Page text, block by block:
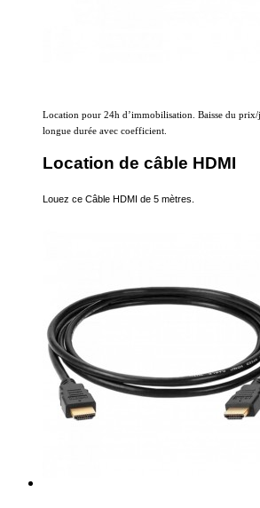
Location pour 24h d’immobilisation. Baisse du
longue durée avec coefficient.
Location de câble HDMI
Louez ce Câble HDMI de 5 mètres.